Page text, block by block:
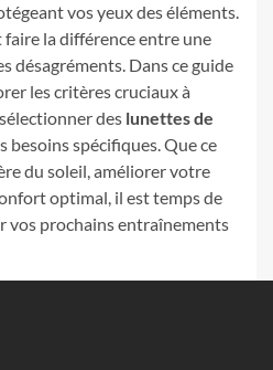
vos yeux des éléments.
la différence entre une
désagréments. Dans ce guide
les critères cruciaux à
des lunettes de
besoins spécifiques. Que ce
du soleil, améliorer votre
optimal, il est temps de
vos prochains entraînements